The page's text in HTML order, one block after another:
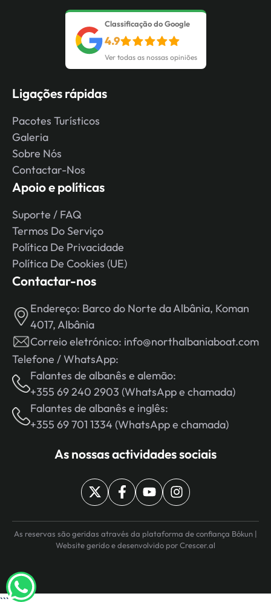
Classificação do Google
4.9
Ver todas as nossas opiniões
Ligações rápidas
Pacotes Turísticos
Galeria
Sobre Nós
Contactar-Nos
Apoio e políticas
Suporte / FAQ
Termos Do Serviço
Política De Privacidade
Política De Cookies (UE)
Contactar-nos
Endereço: Barco do Norte da Albânia, Koman
4017, Albânia
Correio eletrónico: info@northalbaniaboat.com
Telefone / WhatsApp:
Falantes de albanês e alemão:
+355 69 240 2903 (WhatsApp e chamada)
Falantes de albanês e inglês:
+355 69 701 1334 (WhatsApp e chamada)
As nossas actividades sociais
As reservas são geridas através da plataforma de confiança Bókun |
Website gerido e desenvolvido porCrescer.al